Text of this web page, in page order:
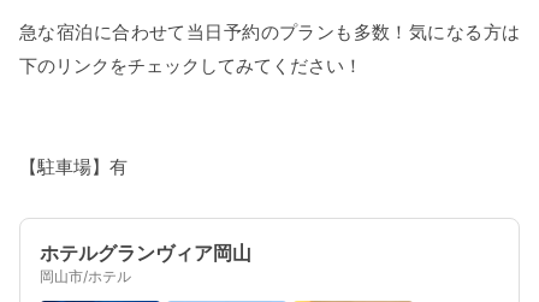
急な宿泊に合わせて当日予約のプランも多数！気になる方は
下のリンクをチェックしてみてください！
【駐車場】有
ホテルグランヴィア岡山
岡山市/ホテル